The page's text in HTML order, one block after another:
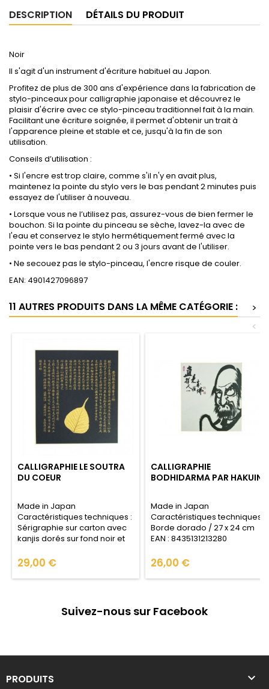
DESCRIPTION DÉTAILS DU PRODUIT
Noir
Il s'agit d'un instrument d'écriture habituel au Japon.
Profitez de plus de 300 ans d'expérience dans la fabrication de
stylo-pinceaux pour calligraphie japonaise et découvrez le
plaisir d'écrire avec ce stylo-pinceau traditionnel fait à la main.
Facilitant une écriture soignée, il permet d'obtenir un trait à
l'apparence pleine et stable et ce, jusqu'à la fin de son
utilisation.
Conseils d’utilisation :
• Si l'encre est trop claire, comme s'il n'y en avait plus,
maintenez la pointe du stylo vers le bas pendant 2 minutes puis
essayez de l'utiliser à nouveau.
• Lorsque vous ne l’utilisez pas, assurez-vous de bien fermer le
bouchon. Si la pointe du pinceau se sèche, lavez-la avec de
l'eau et conservez le stylo hermétiquement fermé avec la
pointe vers le bas pendant 2 ou 3 jours avant de l'utiliser.
• Ne secouez pas le stylo-pinceau, l'encre risque de couler.
EAN: 4901427096897
11 AUTRES PRODUITS DANS LA MÊME CATÉGORIE :
>
<
CALLIGRAPHIE LE SOUTRA
DU COEUR
Made in Japan
Caractéristiques techniques :
Sérigraphie sur carton avec
kanjis dorés sur fond noir et
8435131214514
Prix
29,00 €
CALLIGRAPHIE
BODHIDARMA PAR HAKUIN
Made in Japan
Caractéristiques techniques :
Borde dorado / 27 x 24 cm
EAN : 8435131213280
Prix
26,00 €
Suivez-nous sur Facebook
PRODUITS 